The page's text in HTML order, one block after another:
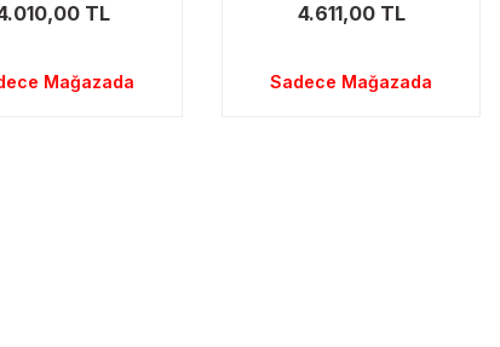
TL
Mağazada
4.611,00 TL
Sadece Mağazada